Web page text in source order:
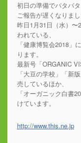
初日の準備でバタバタ
ご報告が遅くなりまし
昨日1月31日（水）〜
われている、
「健康博覧会2018」
ります。
最新号「ORGANIC
「大豆の学校」「新
売しているほか、
「オーガニック白書
けています。
http://www.this.ne.jp